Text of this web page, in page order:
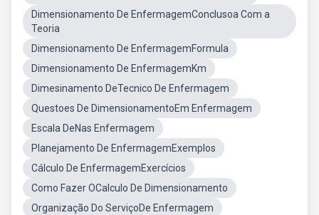
Dimensionamento De EnfermagemConclusoa Com a
Teoria
Dimensionamento De EnfermagemFormula
Dimensionamento De EnfermagemKm
Dimesinamento DeTecnico De Enfermagem
Questoes De DimensionamentoEm Enfermagem
Escala DeNas Enfermagem
Planejamento De EnfermagemExemplos
Cálculo De EnfermagemExercícios
Como Fazer OCalculo De Dimensionamento
Organização Do ServiçoDe Enfermagem